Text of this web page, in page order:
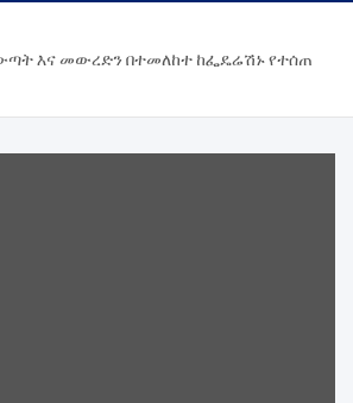
እና መውረድን በተመለከተ ከፌዴሬሽኑ የተሰጠ